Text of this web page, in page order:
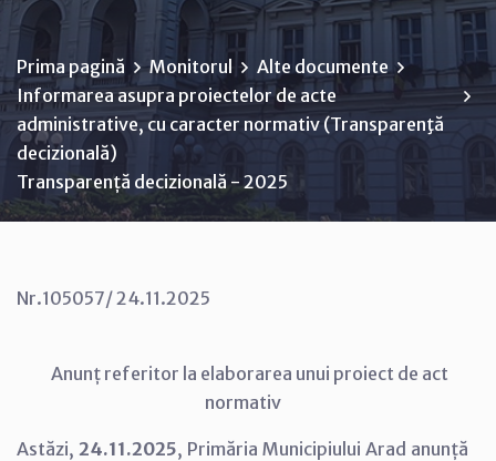
Prima pagină Monitorul
Alte documente
Informarea asupra proiectelor de acte
administrative, cu caracter normativ (Transparenţă
decizională)
Transparență decizională - 2025
Nr.105057/ 24.11.2025
Anunț referitor la elaborarea unui proiect de act
normativ
Astăzi, 24.11.2025, Primăria Municipiului Arad anunță